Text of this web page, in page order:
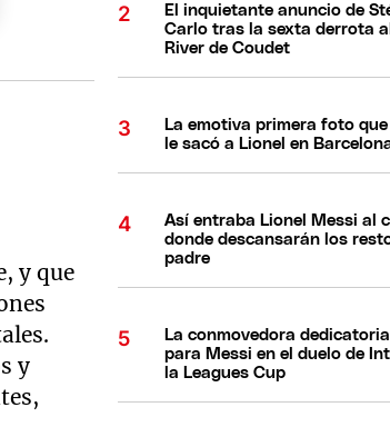
y que
y
El inquietante anuncio de
Carlo tras la sexta derrota
River de Coudet
La emotiva primera foto
le sacó a Lionel en
Así entraba Lionel Messi al
donde descansarán los
padre
La conmovedora dedicatoria
para Messi en el duelo de
la Leagues Cup